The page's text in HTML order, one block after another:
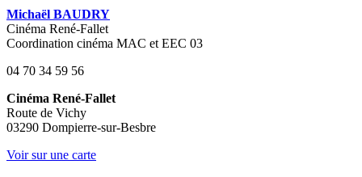
Michaël BAUDRY
Cinéma René-Fallet
Coordination cinéma MAC et EEC 03
04 70 34 59 56
Cinéma René-Fallet
Route de Vichy
03290 Dompierre-sur-Besbre
Voir sur une carte